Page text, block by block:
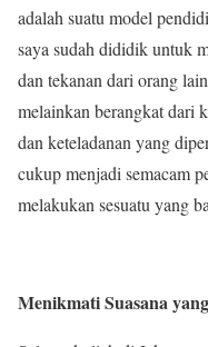
adalah suatu model
saya sudah dididik untuk
dan tekanan dari orang
melainkan berangkat dari
dan keteladanan yang
cukup menjadi semacam
melakukan sesuatu yang
Menikmati Suasana